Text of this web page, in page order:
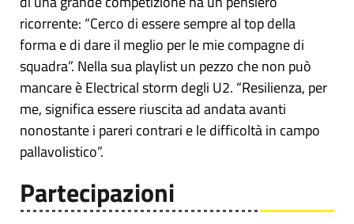
ricorrente: “Cerco di essere sempre al top della
forma e di dare il meglio per le mie compagne di
squadra”. Nella sua playlist un pezzo che non può
mancare è Electrical storm degli U2. “Resilienza, per
me, significa essere riuscita ad andata avanti
nonostante i pareri contrari e le difficoltà in campo
pallavolistico”.
Partecipazioni